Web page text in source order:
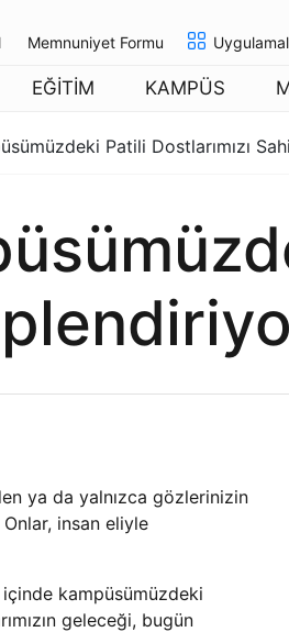
Memnuniyet Formu
EĞİTİM KAMPÜS
Patili Dostlarımızı
ya da yalnızca gözlerinizin
Onlar, insan eliyle
kampüsümüzdeki
geleceği, bugün